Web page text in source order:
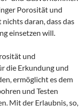
Porosität und
daran, dass das
einsetzen will.
und
die Erkundung und
ermöglicht es dem
und Testen
Mit der Erlaubnis, so,